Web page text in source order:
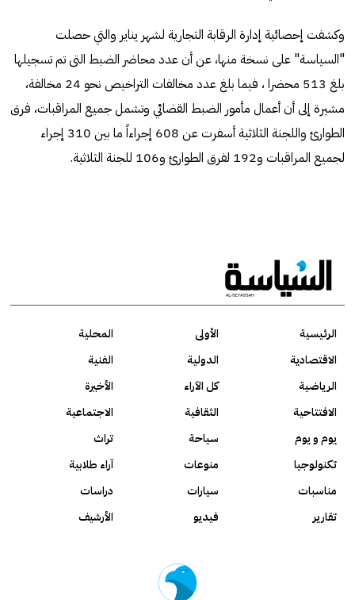
وكشفت إحصائية إدارة الرقابة التجارية لشهر يناير والتي حصلت
"السياسة" على نسخة منها، عن أن عدد محاضر الضبط التى تم تسجيلها
بلغ 513 محضرا ، فيما بلغ عدد مخالفات التراخيص نحو 24 مخالفة،
مشيرة إلى أن أعمال مأمور الضبط القضائي وتشمل جميع المراقبات، فرق
الطوارئ واللجنة الثلاثية أسفرت عن 608 إجراءاً ما بين 310 إجراء
لجميع المراقبات و192 لفرق الطوارئ و106 للجنة الثلاثية.
الرئيسية الأولى
المحلية
الاقتصادية
الدولية
الفنية
الرياضية
كل الآراء
الأخيرة
الافتتاحية
الثقافية
الاجتماعية
يوم و يوم
سياحة
تراث
تكنولوجيا
منوعات
آراء طلابية
مناسبات
سيارات
دراسات
تقارير
فيديو الأرشيف